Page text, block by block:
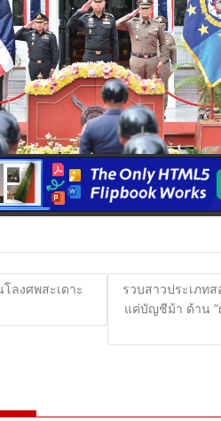
ลงศพสะเดาะ
รวบสาวประเภท
แค่บัญชีม้า ด้าน ”